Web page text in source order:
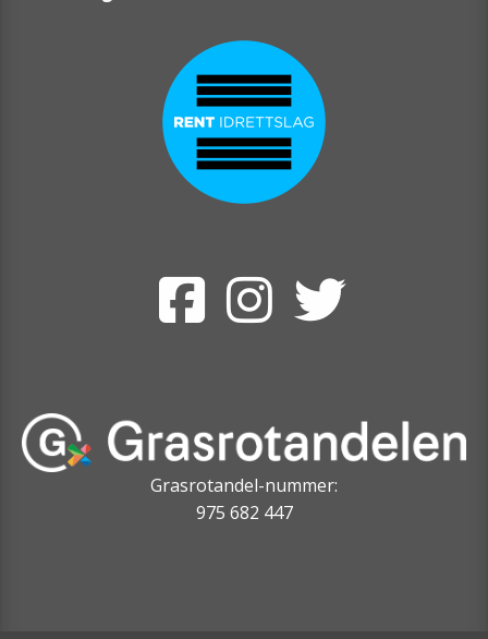
Grasrotandel-nummer:
975 682 447